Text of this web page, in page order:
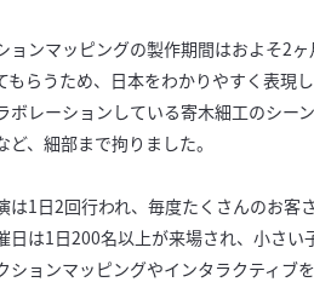
ョンマッピングの製作期間はおよそ2
もらうため、日本をわかりやすく表現
ボレーションしている寄木細工のシー
ど、細部まで拘りました。
は1日2回行われ、毎度たくさんのお客
日は1日200名以上が来場され、小さい
ションマッピングやインタラクティブ